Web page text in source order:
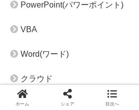
PowerPoint(パワーポイント)
VBA
Word(ワード)
クラウド
スマホ・タブレット
ホーム シェア 目次へ